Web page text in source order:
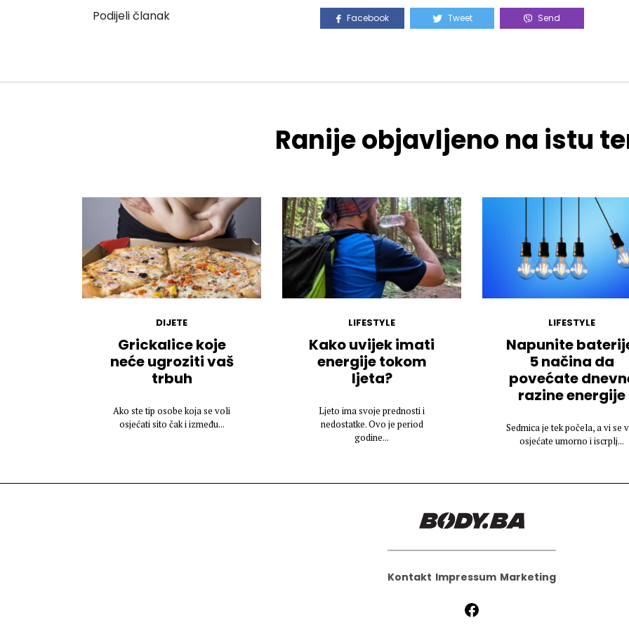
Podijeli članak Facebook Tweet Send
Ranije objavljeno na istu
DIJETE
Grickalice koje
neće ugroziti vaš
trbuh
Ako ste tip osobe koja se voli
osjećati sito čak i između...
LIFESTYLE
Kako uvijek imati
energije tokom
ljeta?
Ljeto ima svoje prednosti i
nedostatke. Ovo je period
godine...
LIFESTYLE
Napunite
5 načina da
povećate
razine energije
Sedmica je tek počela, a vi se
osjećate umorno i iscrplj...
Kontakt Impressum Marketing